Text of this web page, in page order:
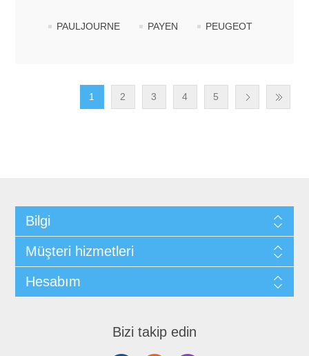
PAULJOURNE PAYEN PEUGEOT
1 2 3 4 5
Bilgi
Müşteri hizmetleri
Hesabım
Bizi takip edin